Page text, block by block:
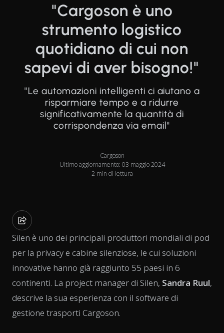
"Cargoson è uno
strumento logistico
quotidiano di cui non
sapevi di aver bisogno!"
"Le automazioni intelligenti ci aiutano a
risparmiare tempo e a ridurre
significativamente la quantità di
corrispondenza via email"
Cargoson
Ultimo aggiornamento: 03 maggio 2024
2 min di lettura
Silen è uno dei principali produttori mondiali di pod
per la privacy e cabine silenziose, le cui soluzioni
innovative hanno già raggiunto 55 paesi in 6
continenti. La project manager di Silen, Sandra Ruul,
descrive la sua esperienza con il software di
gestione trasporti Cargoson.